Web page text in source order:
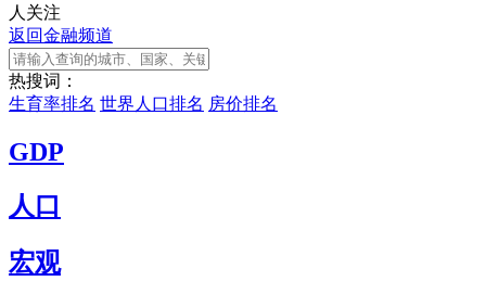
人关注
返回金融频道
热搜词：
生育率排名 世界人口排名 房价排名
GDP
人口
宏观